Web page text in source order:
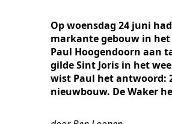
Op woensdag 24 juni
markante gebouw in
Paul Hoogendoorn aan
gilde Sint Joris in het
wist Paul het antwoord:
nieuwbouw. De Waker